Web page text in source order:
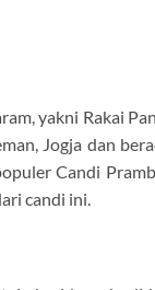
yakni Rakai
Jogja dan
Candi
candi ini.